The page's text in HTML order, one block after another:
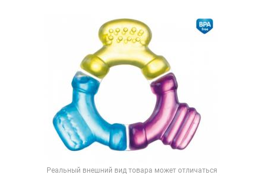
Реальный внешний вид товара может отличаться